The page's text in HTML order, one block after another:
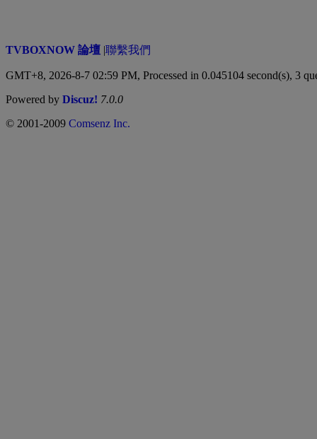
TVBOXNOW 論壇 |聯繫我們
GMT+8, 2026-8-7 02:59 PM, Processed in 0.045104 second(s), 3
Powered by Discuz! 7.0.0
© 2001-2009 Comsenz Inc.